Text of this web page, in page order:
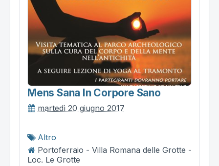
Mens Sana In Corpore Sano
martedì 20 giugno 2017
Altro
Portoferraio - Villa Romana delle Grotte -
Loc. Le Grotte